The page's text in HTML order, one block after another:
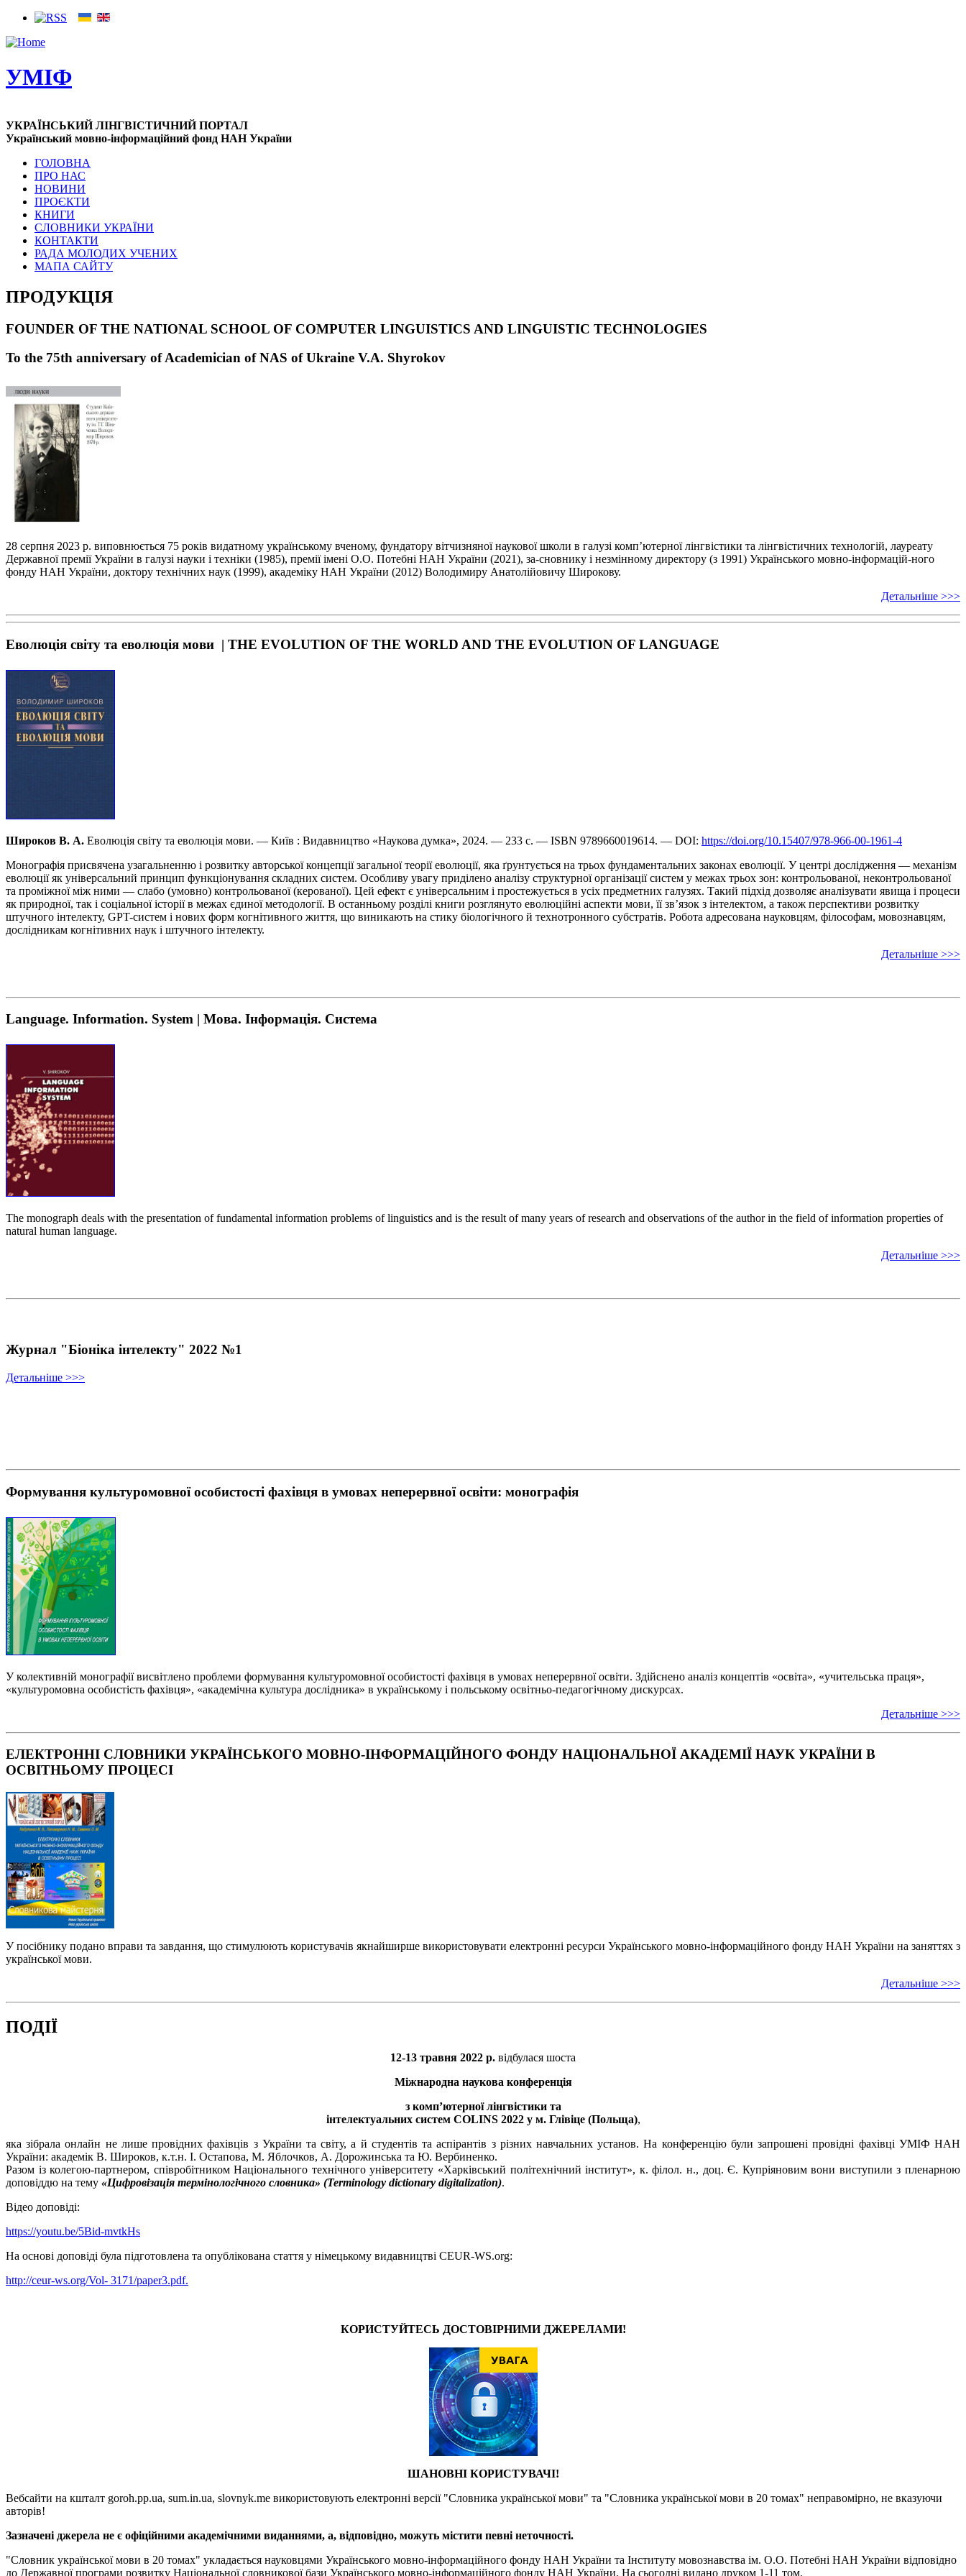
УМІФ
УКРАЇНСЬКИЙ ЛІНГВІСТИЧНИЙ ПОРТАЛ
Український мовно-інформаційний фонд НАН України
ГОЛОВНА
ПРО НАС
НОВИНИ
ПРОЄКТИ
КНИГИ
СЛОВНИКИ УКРАЇНИ
КОНТАКТИ
РАДА МОЛОДИХ УЧЕНИХ
МАПА САЙТУ
ПРОДУКЦІЯ
FOUNDER OF THE NATIONAL SCHOOL OF COMPUTER LINGUISTICS AND LINGUISTIC TECHNOLOGIES
To the 75th anniversary of Academician of NAS of Ukraine V.A. Shyrokov
28 серпня 2023 р. виповнюється 75 років видатному українському вченому, фундатору вітчизняної наукової школи в галузі комп’ютерної лінгвістики та лінгвістичних технологій, лауреату
Державної премії України в галузі науки і техніки (1985), премії імені О.О. Потебні НАН України (2021), за-сновнику і незмінному директору (з 1991) Українського мовно-інформацій-ного
фонду НАН України, доктору технічних наук (1999), академіку НАН України (2012) Володимиру Анатолійовичу Широкову.
Детальніше >>>
Еволюція світу та еволюція мови | THE EVOLUTION OF THE WORLD AND THE EVOLUTION OF LANGUAGE
Широков В. А. Еволюція світу та еволюція мови. — Київ : Видавництво «Наукова думка», 2024. — 233 с. — ISBN 9789660019614. — DOI: https://doi.org/10.15407/978-966-00-1961-4
Монографія присвячена узагальненню і розвитку авторської концепції загальної теорії еволюції, яка ґрунтується на трьох фундаментальних законах еволюції. У центрі дослідження — механізм
еволюції як універсальний принцип функціонування складних систем. Особливу увагу приділено аналізу структурної організації систем у межах трьох зон: контрольованої, неконтрольованої
та проміжної між ними — слабо (умовно) контрольованої (керованої). Цей ефект є універсальним і простежується в усіх предметних галузях. Такий підхід дозволяє аналізувати явища і процеси
як природної, так і соціальної історії в межах єдиної методології. В останньому розділі книги розглянуто еволюційні аспекти мови, її зв’язок з інтелектом, а також перспективи розвитку
штучного інтелекту, GPT-систем і нових форм когнітивного життя, що виникають на стику біологічного й технотронного субстратів. Робота адресована науковцям, філософам, мовознавцям,
дослідникам когнітивних наук і штучного інтелекту.
Детальніше >>>
Language. Information. System | Мова. Інформація. Система
The monograph deals with the presentation of fundamental information problems of linguistics and is the result of many years of research and observations of the author in the field of information properties of
natural human language.
Детальніше >>>
Журнал "Біоніка інтелекту" 2022 №1
Детальніше >>>
Формування культуромовної особистості фахівця в умовах неперервної освіти: монографія
У колективній монографії висвітлено проблеми формування культуромовної особистості фахівця в умовах неперервної освіти. Здійснено аналіз концептів «освіта», «учительська праця»,
«культуромовна особистість фахівця», «академічна культура дослідника» в українському і польському освітньо-педагогічному дискурсах.
Детальніше >>>
ЕЛЕКТРОННІ СЛОВНИКИ УКРАЇНСЬКОГО МОВНО-ІНФОРМАЦІЙНОГО ФОНДУ НАЦІОНАЛЬНОЇ АКАДЕМІЇ НАУК УКРАЇНИ В
ОСВІТНЬОМУ ПРОЦЕСІ
У посібнику подано вправи та завдання, що стимулюють користувачів якнайширше використовувати електронні ресурси Українського мовно-інформаційного фонду НАН України на заняттях з
української мови.
Детальніше >>>
ПОДІЇ
12-13 травня 2022 р. відбулася шоста
Міжнародна наукова конференція
з комп’ютерної лінгвістики та
інтелектуальних систем COLINS 2022 у м. Глівіце (Польща),
яка зібрала онлайн не лише провідних фахівців з України та світу, а й студентів та аспірантів з різних навчальних установ. На конференцію були запрошені провідні фахівці УМІФ НАН
України: академік В. Широков, к.т.н. І. Остапова, М. Яблочков, А. Дорожинська та Ю. Вербиненко.
Разом із колегою-партнером, співробітником Національного технічного університету «Харківський політехнічний інститут», к. філол. н., доц. Є. Купріяновим вони виступили з пленарною
доповіддю на тему «Цифровізація термінологічного словника» (Terminology dictionary digitalization).
Відео доповіді:
https://youtu.be/5Bid-mvtkHs
На основі доповіді була підготовлена та опублікована стаття у німецькому видавництві CEUR-WS.org:
http://ceur-ws.org/Vol- 3171/paper3.pdf.
КОРИСТУЙТЕСЬ ДОСТОВІРНИМИ ДЖЕРЕЛАМИ!
ШАНОВНІ КОРИСТУВАЧІ!
Вебсайти на кшталт goroh.pp.ua, sum.in.ua, slovnyk.me використовують електронні версії "Словника української мови" та "Словника української мови в 20 томах" неправомірно, не вказуючи
авторів!
Зазначені джерела не є офіційними академічними виданнями, а, відповідно, можуть містити певні неточності.
"Словник української мови в 20 томах" укладається науковцями Українського мовно-інформаційного фонду НАН України та Інституту мовознавства ім. О.О. Потебні НАН України відповідно
до Державної програми розвитку Національної словникової бази Українського мовно-інформаційного фонду НАН України. На сьогодні видано друком 1-11 том.